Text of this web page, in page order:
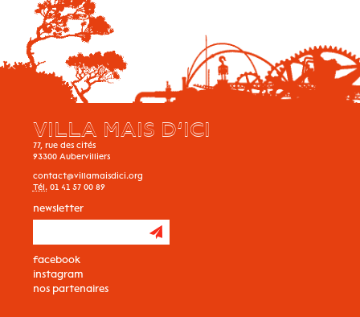
newsletter
facebook
instagram
nos partenaires
VILLA MAIS D’ICI
77, rue des cités
93300 Aubervilliers
contact@villamaisdici.org
Tél. 01 41 57 00 89